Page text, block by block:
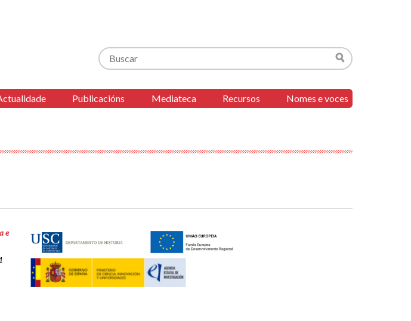
Buscar
Buscar
Publicacións Mediateca Recursos Nomes e voces
e